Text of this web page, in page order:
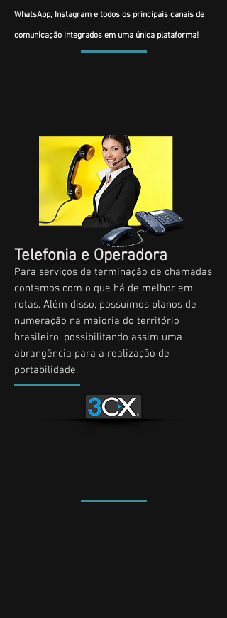
WhatsApp, Instagram e todos os principais canais de
comunicação integrados em uma única plataforma!
Telefonia e Operadora
Para serviços de terminação de chamadas
contamos com o que há de melhor em
rotas. Além disso, possuímos planos de
numeração na maioria do território
brasileiro, possibilitando assim uma
abrangência para a realização de
portabilidade.